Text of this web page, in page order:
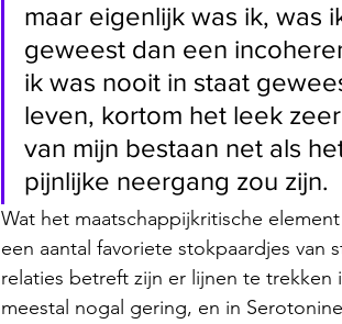
maar eigenlijk was ik, was
geweest dan een
ik was nooit in staat
leven, kortom het leek
van mijn bestaan net als
pijnlijke neergang zou zijn.
Wat het maatschappijkritische
een aantal favoriete stokpaardjes van
relaties betreft zijn er lijnen te
meestal nogal gering, en in